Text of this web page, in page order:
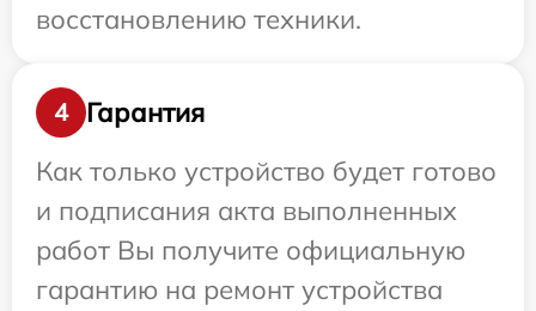
восстановлению техники.
4
Гарантия
Как только устройство будет готово
и подписания акта выполненных
работ Вы получите официальную
гарантию на ремонт устройства